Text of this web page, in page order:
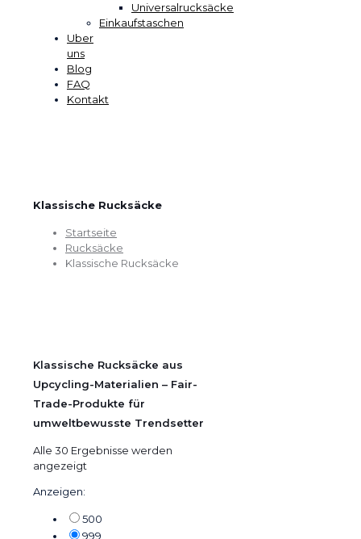
Universalrucksäcke
Einkaufstaschen
Uber
uns
Blog
FAQ
Kontakt
Klassische Rucksäcke
Startseite
Rucksäcke
Klassische Rucksäcke
Klassische Rucksäcke aus
Upcycling-Materialien – Fair-
Trade-Produkte für
umweltbewusste Trendsetter
Alle 30 Ergebnisse werden
angezeigt
Anzeigen:
500
999